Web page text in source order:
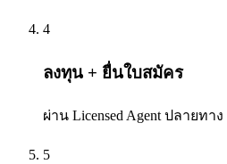
4
ลงทุน + ยื่นใบสมัคร
ผ่าน Licensed Agent ปลายทาง
5